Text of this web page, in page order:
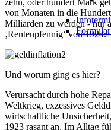
zehn, oder hundert Mark
von Monaten in die
Milliarden zu werden - nur
‚Rentenpfennig‘ von 1924.
Und worum ging es hier?
Verursacht durch hohe
Weltkrieg, exzessives
wirtschaftliche
1923 rasant an. Im Alltag